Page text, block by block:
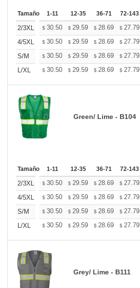
Tamaño 1-11 12-35 36-71 72-143
2/3XL $ 30.50 $ 29.59 $ 28.69 $ 27.79
4/5XL
$ 30.50 $ 29.59 $ 28.69 $ 27.79
S/M
$ 30.50 $ 29.59 $ 28.69 $ 27.79
L/XL
$ 30.50 $ 29.59 $ 28.69 $ 27.79
Green/ Lime - B104
Tamaño 1-11 12-35 36-71 72-143
2/3XL $ 30.50 $ 29.59 $ 28.69 $ 27.79
4/5XL
$ 30.50 $ 29.59 $ 28.69 $ 27.79
S/M
$ 30.50 $ 29.59 $ 28.69 $ 27.79
L/XL
$ 30.50 $ 29.59 $ 28.69 $ 27.79
Grey/ Lime - B111